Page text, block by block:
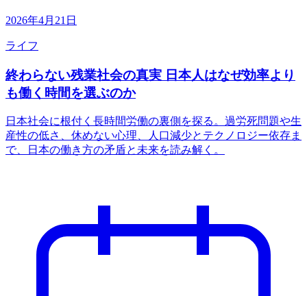
2026年4月21日
ライフ
終わらない残業社会の真実 日本人はなぜ効率より
も働く時間を選ぶのか
日本社会に根付く長時間労働の裏側を探る。過労死問題や生
産性の低さ、休めない心理、人口減少とテクノロジー依存ま
で、日本の働き方の矛盾と未来を読み解く。